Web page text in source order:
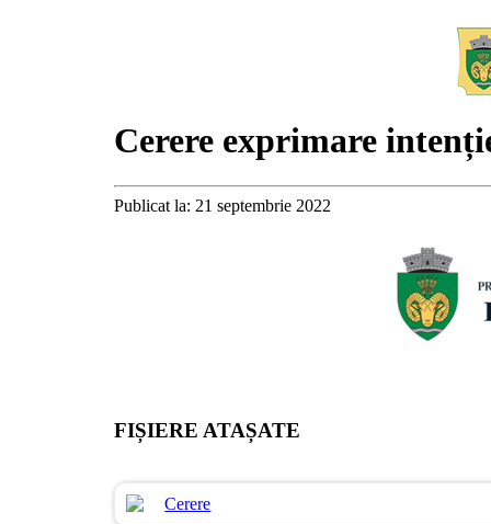
Cerere exprimare
Publicat la: 21 septembrie 2022
FIȘIERE ATAȘATE
Cerere